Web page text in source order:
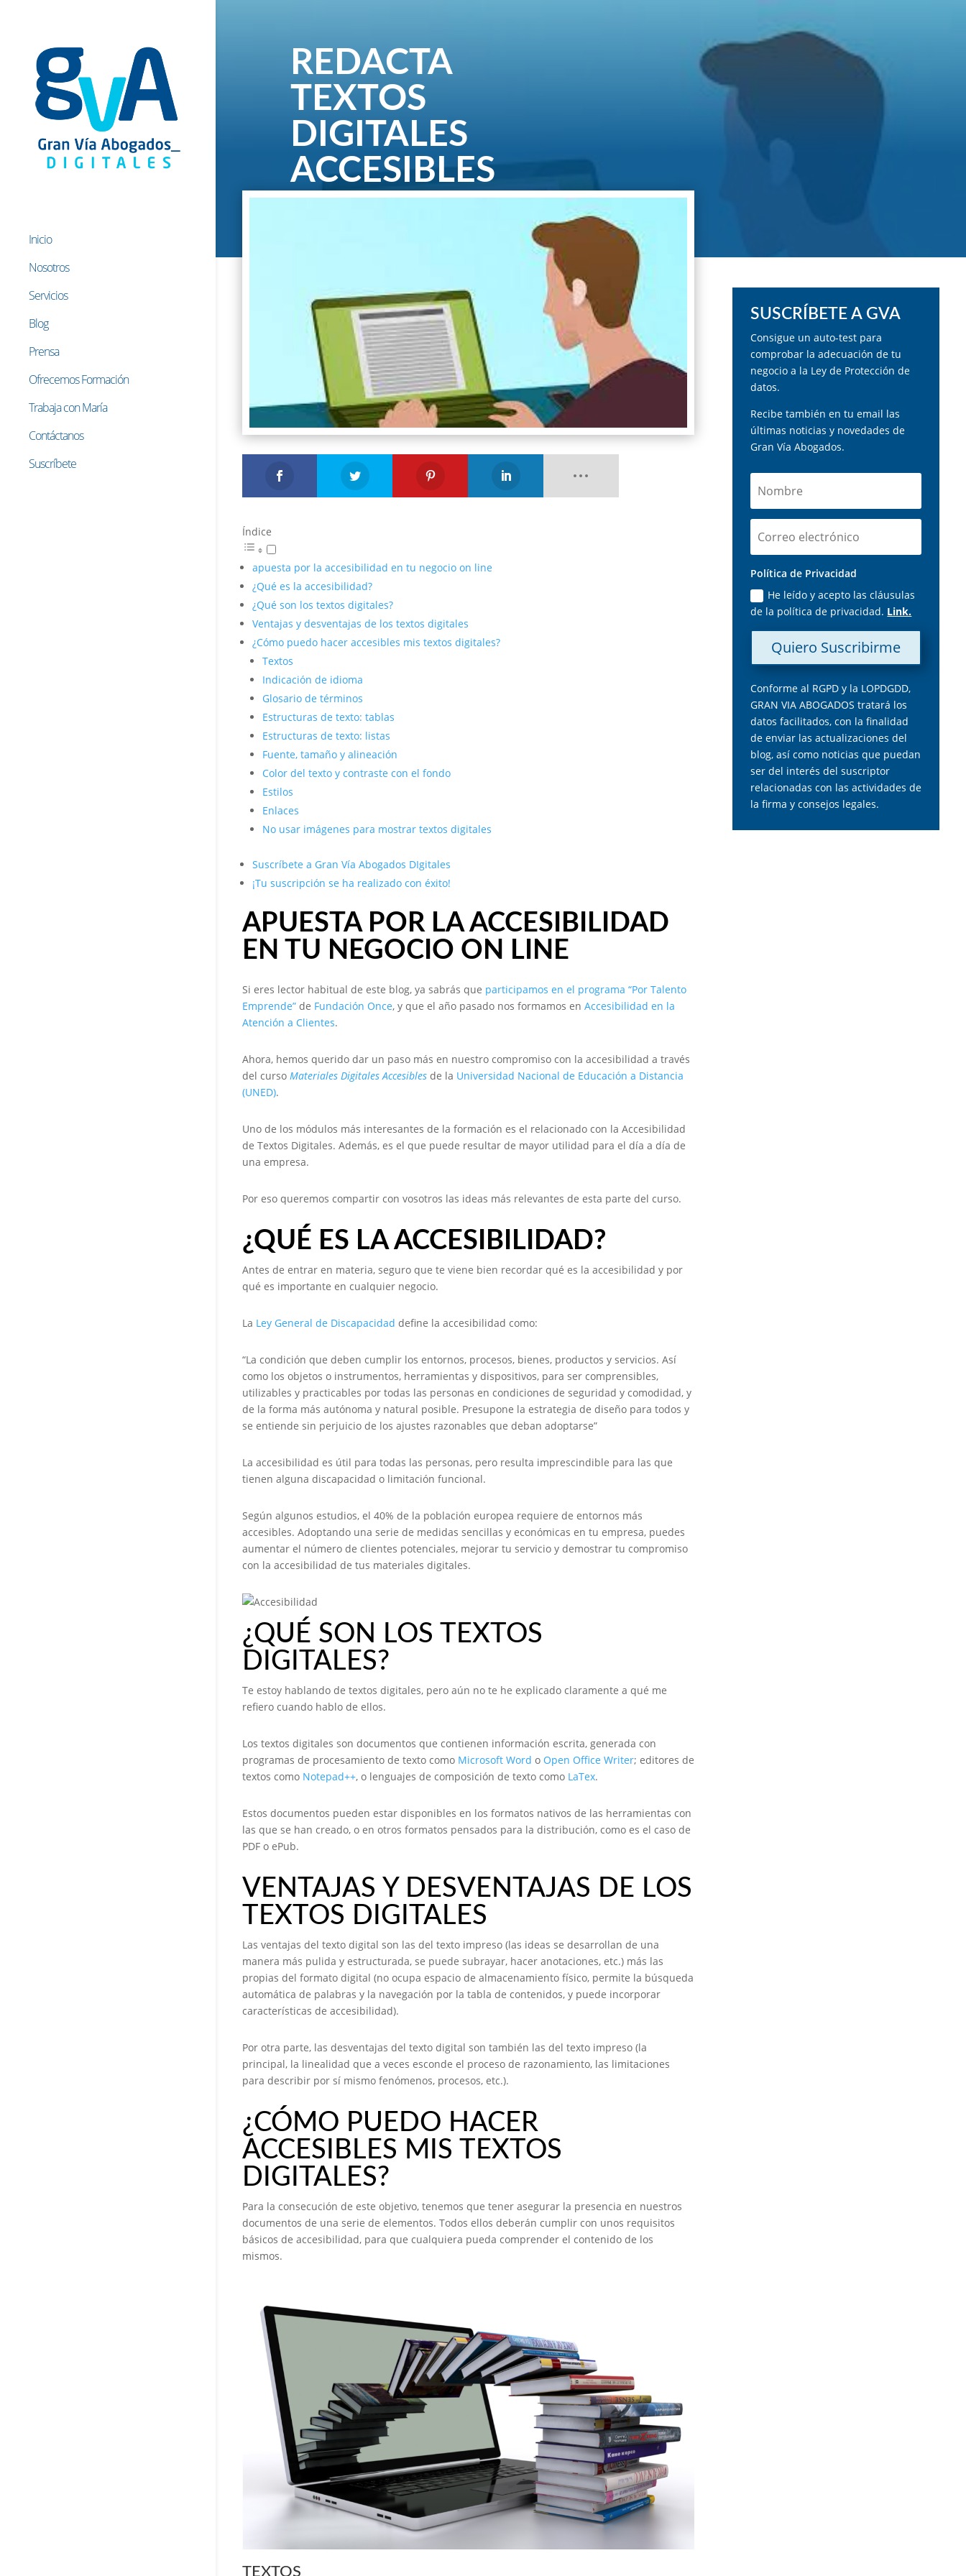
Inicio
Nosotros
Servicios
Blog
Prensa
Ofrecemos Formación
Trabaja con María
Contáctanos
Suscríbete
REDACTA
TEXTOS
DIGITALES
ACCESIBLES
Índice
apuesta por la accesibilidad en tu negocio on line
¿Qué es la accesibilidad?
¿Qué son los textos digitales?
Ventajas y desventajas de los textos digitales
¿Cómo puedo hacer accesibles mis textos digitales?
Textos
Indicación de idioma
Glosario de términos
Estructuras de texto: tablas
Estructuras de texto: listas
Fuente, tamaño y alineación
Color del texto y contraste con el fondo
Estilos
Enlaces
No usar imágenes para mostrar textos digitales
Suscríbete a Gran Vía Abogados DIgitales
¡Tu suscripción se ha realizado con éxito!
APUESTA POR LA ACCESIBILIDAD
EN TU NEGOCIO ON LINE
Si eres lector habitual de este blog, ya sabrás que participamos en el programa “Por Talento
Emprende”de Fundación Once, y que el año pasado nos formamos en Accesibilidad en la
Atención a Clientes.
Ahora, hemos querido dar un paso más en nuestro compromiso con la accesibilidad a través
del curso Materiales Digitales Accesiblesde la Universidad Nacional de Educación a Distancia
(UNED).
Uno de los módulos más interesantes de la formación es el relacionado con la Accesibilidad
de Textos Digitales. Además, es el que puede resultar de mayor utilidad para el día a día de
una empresa.
Por eso queremos compartir con vosotros las ideas más relevantes de esta parte del curso.
¿QUÉ ES LA ACCESIBILIDAD?
Antes de entrar en materia, seguro que te viene bien recordar qué es la accesibilidad y por
qué es importante en cualquier negocio.
La Ley General de Discapacidad define la accesibilidad como:
“La condición que deben cumplir los entornos, procesos, bienes, productos y servicios. Así
como los objetos o instrumentos, herramientas y dispositivos, para ser comprensibles,
utilizables y practicables por todas las personas en condiciones de seguridad y comodidad, y
de la forma más autónoma y natural posible. Presupone la estrategia de diseño para todos y
se entiende sin perjuicio de los ajustes razonables que deban adoptarse”
La accesibilidad es útil para todas las personas, pero resulta imprescindible para las que
tienen alguna discapacidad o limitación funcional.
Según algunos estudios, el 40% de la población europea requiere de entornos más
accesibles. Adoptando una serie de medidas sencillas y económicas en tu empresa, puedes
aumentar el número de clientes potenciales, mejorar tu servicio y demostrar tu compromiso
con la accesibilidad de tus materiales digitales.
¿QUÉ SON LOS TEXTOS
DIGITALES?
Te estoy hablando de textos digitales, pero aún no te he explicado claramente a qué me
refiero cuando hablo de ellos.
Los textos digitales son documentos que contienen información escrita, generada con
programas de procesamiento de texto como Microsoft Word o Open Office Writer; editores de
textos como Notepad++, o lenguajes de composición de texto como LaTex.
Estos documentos pueden estar disponibles en los formatos nativos de las herramientas con
las que se han creado, o en otros formatos pensados para la distribución, como es el caso de
PDF o ePub.
VENTAJAS Y DESVENTAJAS DE LOS
TEXTOS DIGITALES
Las ventajas del texto digital son las del texto impreso (las ideas se desarrollan de una
manera más pulida y estructurada, se puede subrayar, hacer anotaciones, etc.) más las
propias del formato digital (no ocupa espacio de almacenamiento físico, permite la búsqueda
automática de palabras y la navegación por la tabla de contenidos, y puede incorporar
características de accesibilidad).
Por otra parte, las desventajas del texto digital son también las del texto impreso (la
principal, la linealidad que a veces esconde el proceso de razonamiento, las limitaciones
para describir por sí mismo fenómenos, procesos, etc.).
¿CÓMO PUEDO HACER
ACCESIBLES MIS TEXTOS
DIGITALES?
Para la consecución de este objetivo, tenemos que tener asegurar la presencia en nuestros
documentos de una serie de elementos. Todos ellos deberán cumplir con unos requisitos
básicos de accesibilidad, para que cualquiera pueda comprender el contenido de los
mismos.
TEXTOS
SUSCRÍBETE A GVA
Consigue un auto-test para
comprobar la adecuación de tu
negocio a la Ley de Protección de
datos.
Recibe también en tu email las
últimas noticias y novedades de
Gran Vía Abogados.
Política de Privacidad
He leído y acepto las cláusulas
de la política de privacidad. Link.
Quiero Suscribirme
Conforme al RGPD y la LOPDGDD,
GRAN VIA ABOGADOS tratará los
datos facilitados, con la finalidad
de enviar las actualizaciones del
blog, así como noticias que puedan
ser del interés del suscriptor
relacionadas con las actividades de
la firma y consejos legales.